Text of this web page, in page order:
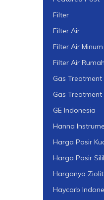
Filter
Filter Air
Filter Air Minum
Filter Air
Gas Treatment
Gas Treatment
GE Indonesia
Hanna
Harga Pasir
Harga Pasir
Harganya Ziolit
Haycarb